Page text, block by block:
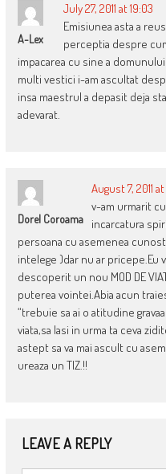
A-Lex
July 27, 2011 at 19:03
Emisiunea asta a
perceptia despre
impacarea cu sine a
multi vestici i-am ascultat
insa maestrul a depasit deja
adevarat.
Dorel Coroama
August 7, 2011 at
v-am urmarit
incarcatura
persoana cu asemenea
intelege )dar nu ar pricepe.Eu
descoperit un nou MOD DE
puterea vointei.Abia acun
“trebuie sa ai o atitudine
viata,sa lasi in urma ta ceva
astept sa va mai ascult cu
ureaza un TIZ.!!
LEAVE A REPLY